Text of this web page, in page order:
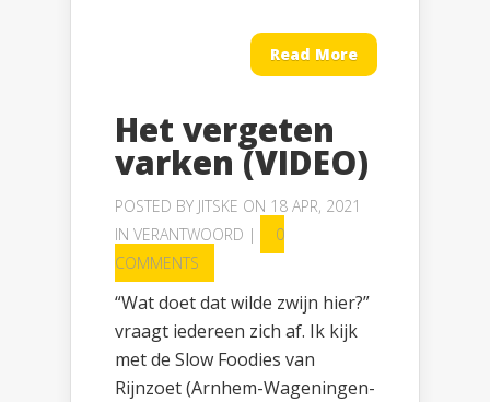
Read More
Het vergeten
varken (VIDEO)
POSTED BY JITSKE ON 18 APR, 2021
IN VERANTWOORD |
0
COMMENTS
“Wat doet dat wilde zwijn hier?”
vraagt iedereen zich af. Ik kijk
met de Slow Foodies van
Rijnzoet (Arnhem-Wageningen-